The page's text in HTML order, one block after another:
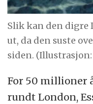
Slik kan den digre
ut, da den suste
siden.
For 50 millioner
rundt London,